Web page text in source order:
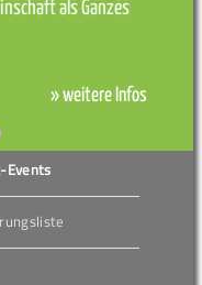
als Ganzes
» weitere Infos
Events